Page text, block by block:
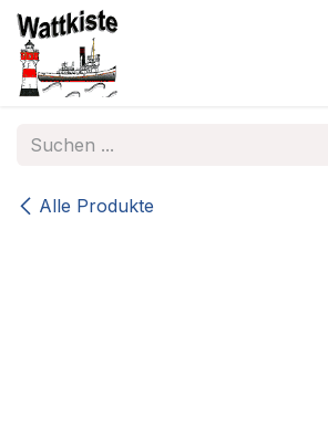
Zum Inhalt springen
Alle Produkte